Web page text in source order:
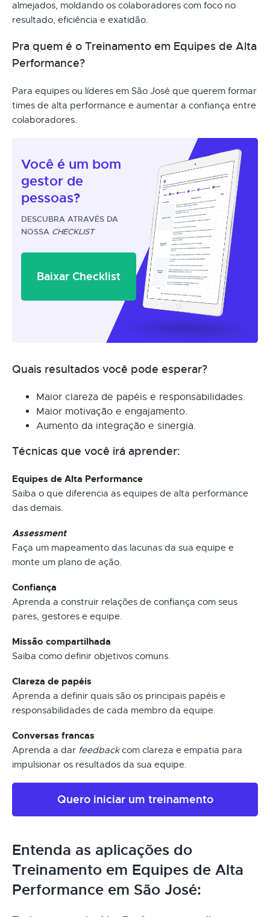
almejados, moldando os colaboradores com foco no
resultado, eficiência e exatidão.
Pra quem é o Treinamento em Equipes de Alta
Performance?
Para equipes ou líderes em São José que querem formar
times de alta performance e aumentar a confiança entre
colaboradores.
Você é um bom
gestor de
pessoas?
DESCUBRA ATRAVÉS DA
NOSSA CHECKLIST
Baixar Checklist
Quais resultados você pode esperar?
Maior clareza de papéis e responsabilidades.
Maior motivação e engajamento.
Aumento da integração e sinergia.
Técnicas que você irá aprender:
Equipes de Alta Performance
Saiba o que diferencia as equipes de alta performance
das demais.
Assessment
Faça um mapeamento das lacunas da sua equipe e
monte um plano de ação.
Confiança
Aprenda a construir relações de confiança com seus
pares, gestores e equipe.
Missão compartilhada
Saiba como definir objetivos comuns.
Clareza de papéis
Aprenda a definir quais são os principais papéis e
responsabilidades de cada membro da equipe.
Conversas francas
Aprenda a dar feedbackcom clareza e empatia para
impulsionar os resultados da sua equipe.
Quero iniciar um treinamento
Entenda as aplicações do
Treinamento em Equipes de Alta
Performance em São José: